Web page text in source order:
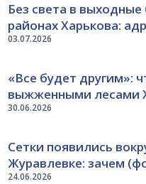
03.07.2026
Без света в
районах Харькова:
30.06.2026
«Все будет другим»:
выжженными лесами
24.06.2026
Сетки появились
Журавлевке: зачем